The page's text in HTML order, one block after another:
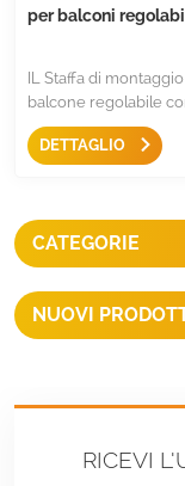
per balconi
IL Staffa di
balcone regolabile
di impostare
ideale in base alle
inverter al balcone.
e l'acciaio inossidabile
qualità li rendono
forniscono
per un lungo periodo
tempo.
DETTAGLIO
CATEGORIE
NUOVI
RICEVI